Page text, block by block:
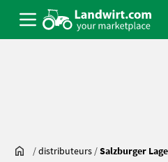
/distributeurs /Salzburger